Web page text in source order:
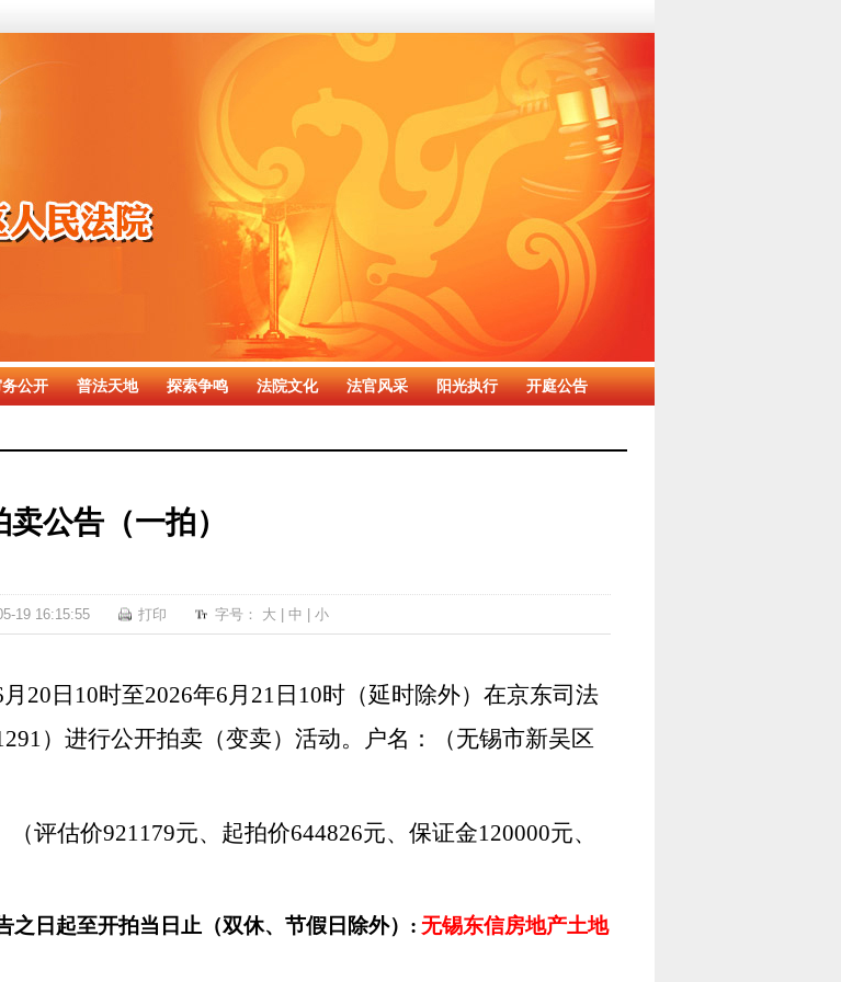
公开 普法天地 探索争鸣 法院文化 法官风采 阳光执行 开庭公告
卖公告（一拍）
19 16:15:55 打印 字号： 大 中 小
20日10时至2026年6月21日10时（延时除外）在京东司法
）进行公开拍卖（变卖）活动。户名：（无锡市新吴区
（评估价921179元、起拍价644826元、保证金120000元、
之日起至开拍当日止（双休、节假日除外）: 无锡东信房地产土地